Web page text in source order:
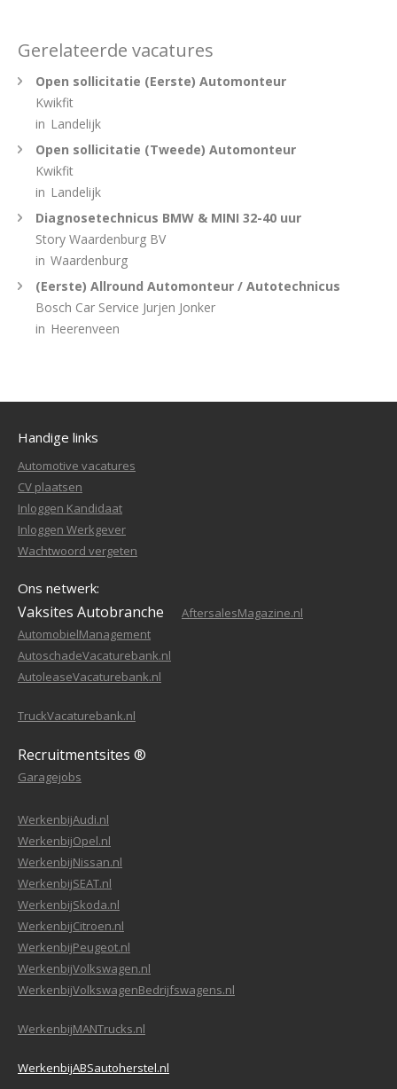
Gerelateerde vacatures
Open sollicitatie (Eerste) Automonteur
Kwikfit
in Landelijk
Open sollicitatie (Tweede) Automonteur
Kwikfit
in Landelijk
Diagnosetechnicus BMW & MINI 32-40 uur
Story Waardenburg BV
in Waardenburg
(Eerste) Allround Automonteur / Autotechnicus
Bosch Car Service Jurjen Jonker
in Heerenveen
Handige links
Automotive vacatures
CV plaatsen
Inloggen Kandidaat
Inloggen Werkgever
Wachtwoord vergeten
Ons netwerk:
Vaksites Autobranche
AftersalesMagazine.nl
AutomobielManagement
AutoschadeVacaturebank.nl
AutoleaseVacaturebank.nl
TruckVacaturebank.nl
Recruitmentsites ®
Garagejobs
WerkenbijAudi.nl
WerkenbijOpel.nl
WerkenbijNissan.nl
WerkenbijSEAT.nl
WerkenbijSkoda.nl
WerkenbijCitroen.nl
WerkenbijPeugeot.nl
WerkenbijVolkswagen.nl
WerkenbijVolkswagenBedrijfswagens.nl
WerkenbijMANTrucks.nl
WerkenbijABSautoherstel.nl